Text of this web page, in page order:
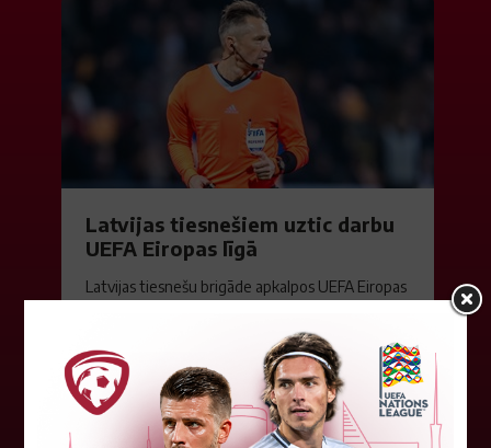
Latvijas tiesnešiem uztic darbu
UEFA Eiropas līgā
Latvijas tiesnešu brigāde apkalpos UEFA Eiropas
"Shamrock Rovers" un "Egnatia" komandām.
Andris Treimanis pildīs galvenā...
04. augusts 2026.